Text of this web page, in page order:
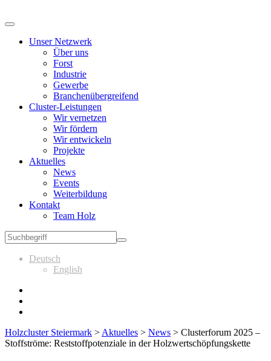
Unser Netzwerk
Über uns
Forst
Industrie
Gewerbe
Branchenübergreifend
Cluster-Leistungen
Wir vernetzen
Wir fördern
Wir entwickeln
Projekte
Aktuelles
News
Events
Weiterbildung
Kontakt
Team Holz
Deutsch
English
Holzcluster Steiermark > Aktuelles > News > Clusterforum 2025 –
Stoffströme: Reststoffpotenziale in der Holzwertschöpfungskette